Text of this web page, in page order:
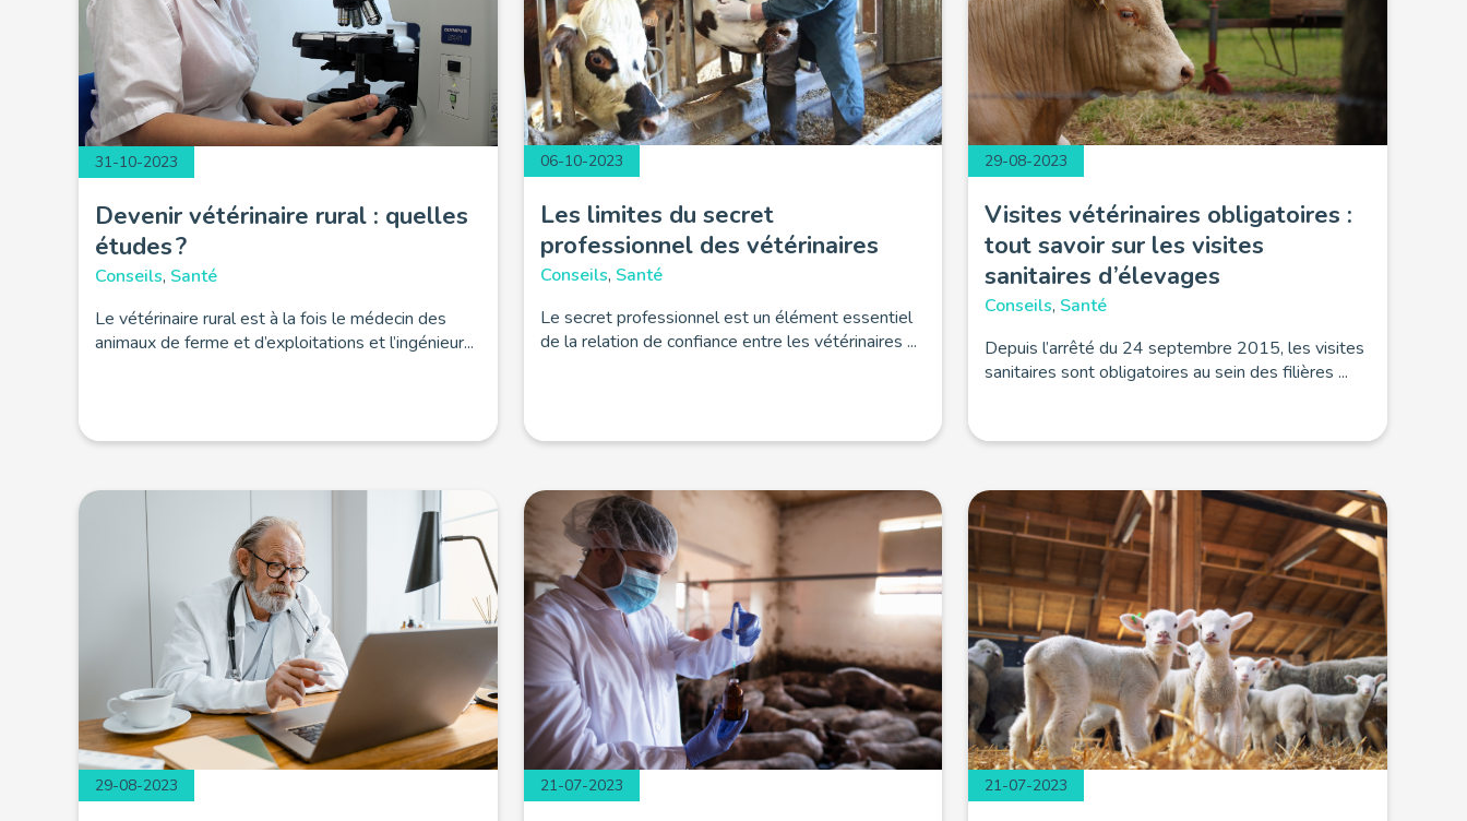
Conseils, Santé
Devenir vétérinaire rural : quelles
études ?
31-10-2023
Le vétérinaire rural est à la fois le médecin des
animaux de ferme et d’exploitations et l’ingénieur...
Conseils, Santé
Les limites du secret
professionnel des vétérinaires
06-10-2023
Le secret professionnel est un élément essentiel
de la relation de confiance entre les vétérinaires ...
Conseils, Santé
Visites vétérinaires obligatoires :
tout savoir sur les visites
sanitaires d’élevages
29-08-2023
Depuis l’arrêté du 24 septembre 2015, les visites
sanitaires sont obligatoires au sein des filières ...
29-08-2023 21-07-2023 21-07-2023